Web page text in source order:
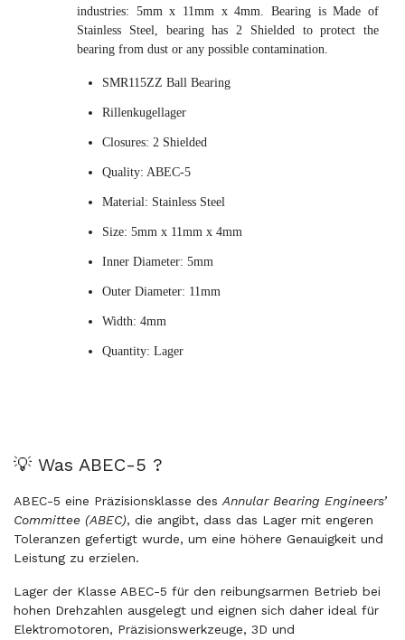
industries: 5mm x 11mm x 4mm. Bearing is Made of
Stainless Steel, bearing has 2 Shielded to protect the
bearing from dust or any possible contamination.
SMR115ZZ Ball Bearing
Rillenkugellager
Closures: 2 Shielded
Quality: ABEC-5
Material: Stainless Steel
Size: 5mm x 11mm x 4mm
Inner Diameter: 5mm
Outer Diameter: 11mm
Width: 4mm
Quantity: Lager
💡 Was ABEC-5 ?
ABEC-5 eine Präzisionsklasse des Annular Bearing Engineers’
Committee (ABEC), die angibt, dass das Lager mit engeren
Toleranzen gefertigt wurde, um eine höhere Genauigkeit und
Leistung zu erzielen.
Lager der Klasse ABEC-5 für den reibungsarmen Betrieb bei
hohen Drehzahlen ausgelegt und eignen sich daher ideal für
Elektromotoren, Präzisionswerkzeuge, 3D und